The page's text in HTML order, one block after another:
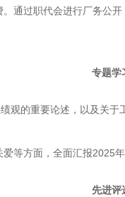
通过职代会进行厂务公
专题学
观的重要论述，以及关于
等方面，全面汇报2025
先进评